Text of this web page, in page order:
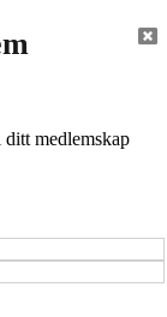
medlemskap